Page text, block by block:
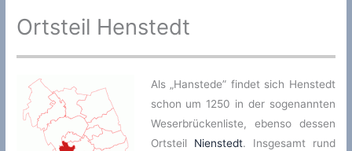
Ortsteil Henstedt
Als „Hanstede” findet sich Henstedt
schon um 1250 in der sogenannten
Weserbrückenliste, ebenso dessen
Ortsteil Nienstedt. Insgesamt rund